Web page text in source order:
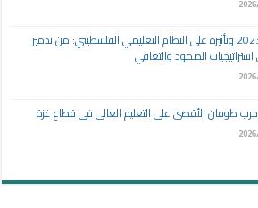
عدوان 2023 وتأثيره على النظام التعليمي الفلسطيني: من تدمير
استراتيجيات الصمود والتعافي
حرب طوفان الأقصى على التعليم العالي في قطاع غزة